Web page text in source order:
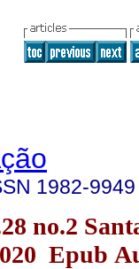
1982-9949
no.2
Epub